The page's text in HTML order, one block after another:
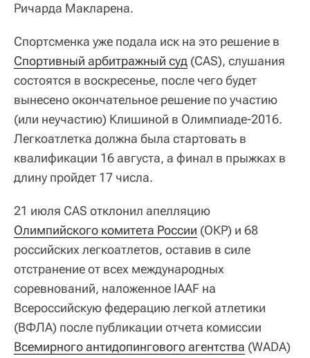
Ричарда Макларена.
Спортсменка уже подала иск на это решение в
Спортивный арбитражный суд (CAS), слушания
состоятся в воскресенье, после чего будет
вынесено окончательное решение по участию
(или неучастию) Клишиной в Олимпиаде-2016.
Легкоатлетка должна была стартовать в
квалификации 16 августа, а финал в прыжках в
длину пройдет 17 числа.
21 июля CAS отклонил апелляцию
Олимпийского комитета России (ОКР) и 68
российских легкоатлетов, оставив в силе
отстранение от всех международных
соревнований, наложенное IAAF на
Всероссийскую федерацию легкой атлетики
(ВФЛА) после публикации отчета комиссии
Всемирного антидопингового агентства (WADA)